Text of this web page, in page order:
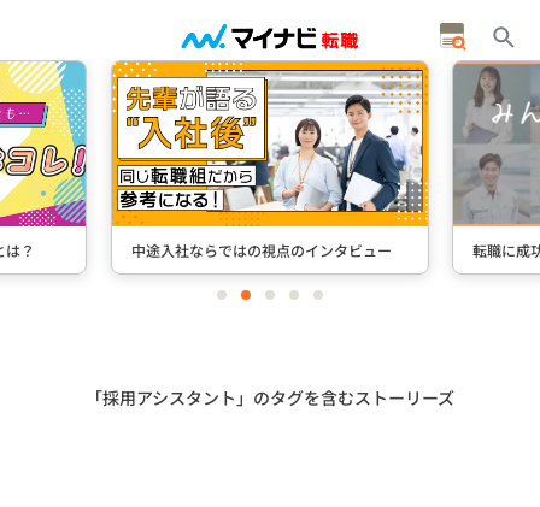
？ 中途入社ならではの視点のインタビュー 転職に成
itemitemitemitemitem
「採用アシスタント」のタグを含むストーリーズ